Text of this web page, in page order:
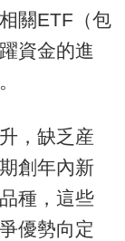
關ETF（包
資金的進
，缺乏産
創年內新
種，這些
優勢向定